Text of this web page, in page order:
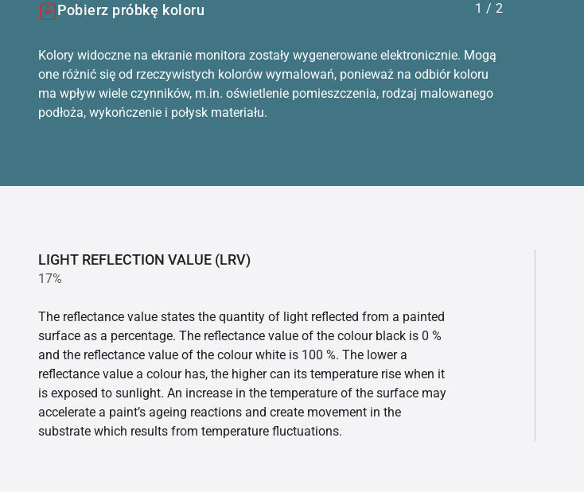
Pobierz próbkę koloru 1 / 2
Kolory widoczne na ekranie monitora zostały wygenerowane elektronicznie. Mogą
one różnić się od rzeczywistych kolorów wymalowań, ponieważ na odbiór koloru
ma wpływ wiele czynników, m.in. oświetlenie pomieszczenia, rodzaj malowanego
podłoża, wykończenie i połysk materiału.
LIGHT REFLECTION VALUE (LRV)
17%
The reflectance value states the quantity of light reflected from a painted
surface as a percentage. The reflectance value of the colour black is 0 %
and the reflectance value of the colour white is 100 %. The lower a
reflectance value a colour has, the higher can its temperature rise when it
is exposed to sunlight. An increase in the temperature of the surface may
accelerate a paint’s ageing reactions and create movement in the
substrate which results from temperature fluctuations.